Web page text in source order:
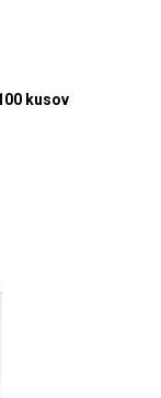
kusov